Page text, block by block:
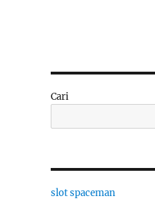
Cari
slot spaceman